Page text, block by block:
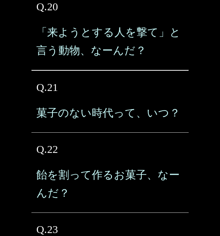
Q.20
「来ようとする人を撃て」と
言う動物、なーんだ？
Q.21
菓子のない時代って、いつ？
Q.22
飴を割って作るお菓子、なー
んだ？
Q.23